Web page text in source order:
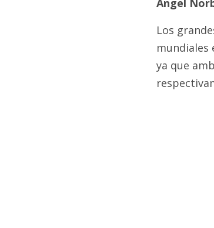
Los
mundiales
ya que